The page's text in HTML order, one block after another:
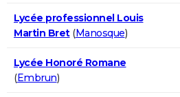
Lycée professionnel Louis
Martin Bret(Manosque)
Lycée Honoré Romane
(Embrun)